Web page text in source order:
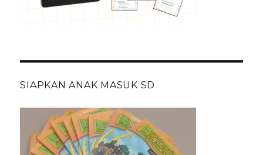
SIAPKAN ANAK MASUK SD